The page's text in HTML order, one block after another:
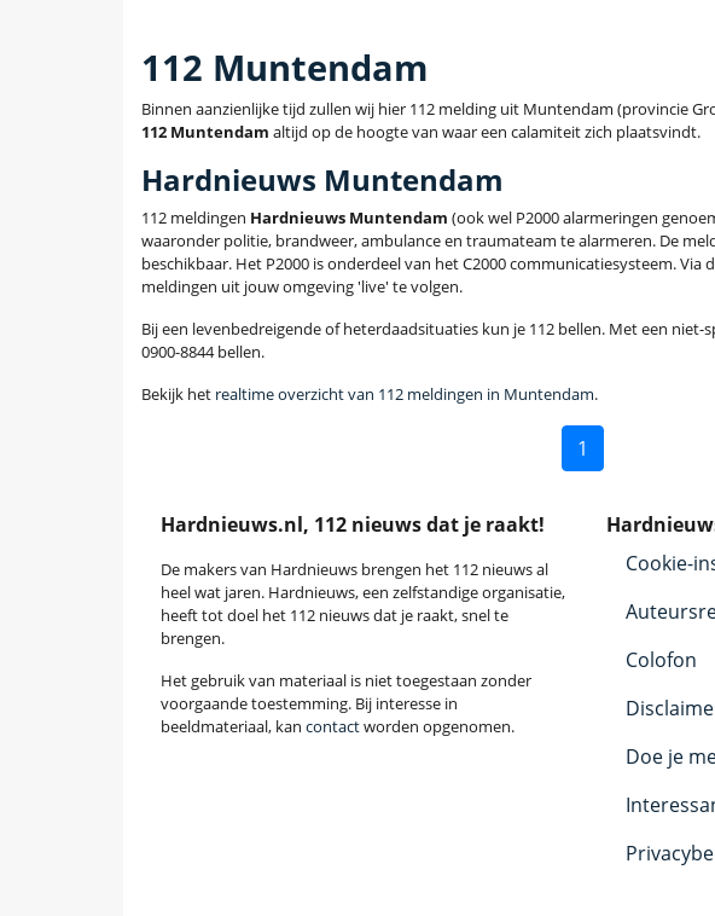
112 Muntendam
Binnen aanzienlijke tijd zullen wij hier 112 melding uit Muntendam (provincie
112 Muntendam altijd op de hoogte van waar een calamiteit zich plaatsvindt.
Hardnieuws Muntendam
112 meldingen Hardnieuws Muntendam (ook wel P2000 alarmeringen
waaronder politie, brandweer, ambulance en traumateam te alarmeren. De
beschikbaar. Het P2000 is onderdeel van het C2000 communicatiesysteem. Via
meldingen uit jouw omgeving 'live' te volgen.
Bij een levenbedreigende of heterdaadsituaties kun je 112 bellen. Met een
0900-8844 bellen.
Bekijk het realtime overzicht van 112 meldingen in Muntendam.
1
Hardnieuws.nl, 112 nieuws dat je raakt!
De makers van Hardnieuws brengen het 112 nieuws al
heel wat jaren. Hardnieuws, een zelfstandige organisatie,
heeft tot doel het 112 nieuws dat je raakt, snel te
brengen.
Het gebruik van materiaal is niet toegestaan zonder
voorgaande toestemming. Bij interesse in
beeldmateriaal, kan contactworden opgenomen.
Cookie-
Colofon
Doe je